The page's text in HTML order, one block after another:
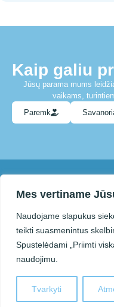
Mes vertiname
Naudojame slapukus
teikti suasmenintus
Spustelėdami „Priimti
naudojimu.
Tvarkyti
Kaip galiu
Jūsų parama mums
vaikams,
Paremk
Su mumis susisiekti
© 2025 Panevėžio autizmo
asociacija „Lietaus vaikai“.
Kopijuojant ar kitaip atkuriant
puslapyje pateiktą informaciją
privaloma nurodyti šaltinį.